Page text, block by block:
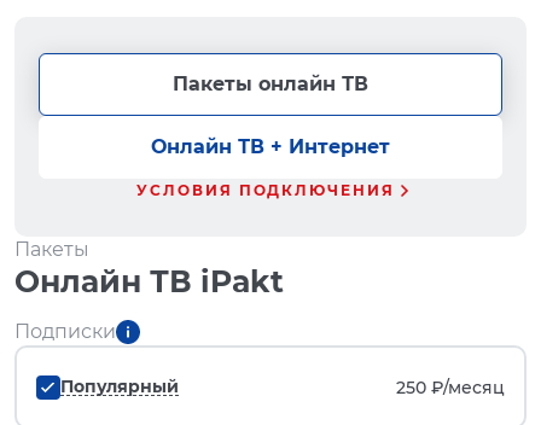
Пакеты онлайн ТВ
Онлайн ТВ + Интернет
УСЛОВИЯ ПОДКЛЮЧЕНИЯ
Пакеты
Онлайн ТВ iPakt
Подписки
Популярный 250 ₽/месяц